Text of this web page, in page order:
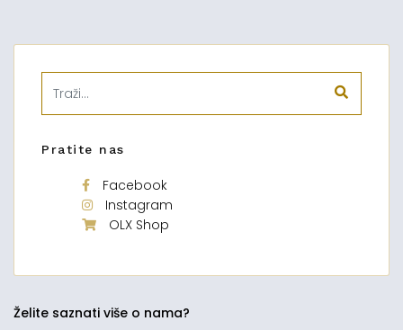
Pratite nas
Facebook
Instagram
OLX Shop
Želite saznati više o nama?